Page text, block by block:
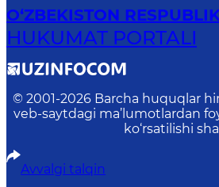
O‘ZBEKISTON
HUKUMAT PORTALI
© 2001-2026 Barcha huquqlar
veb-saytdagi ma’lumotlardan
ko‘rsatilishi
Avvalgi talqin